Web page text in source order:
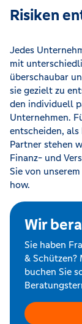
Risiken
Jedes
mit
überschaubar
sie gezielt zu
den individuell
Unternehmen.
entscheiden,
Partner stehen
Finanz- und
Sie von
how.
Wir
Sie haben
& Schützen?
buchen Sie